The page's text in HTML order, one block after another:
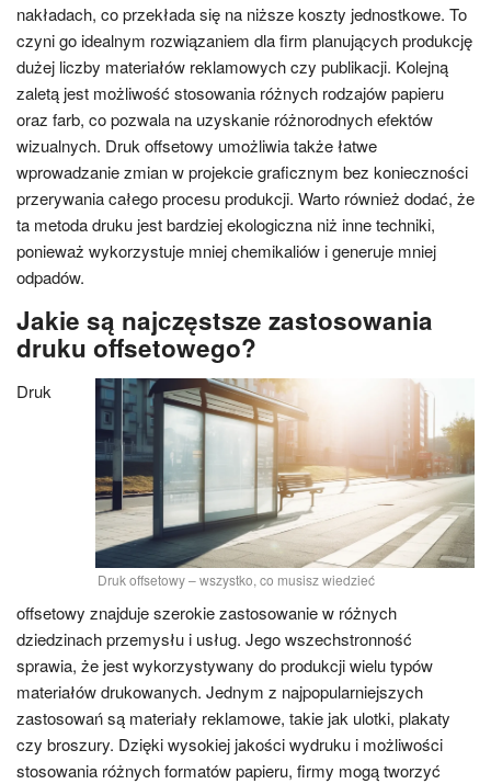
nakładach, co przekłada się na niższe koszty jednostkowe. To
czyni go idealnym rozwiązaniem dla firm planujących produkcję
dużej liczby materiałów reklamowych czy publikacji. Kolejną
zaletą jest możliwość stosowania różnych rodzajów papieru
oraz farb, co pozwala na uzyskanie różnorodnych efektów
wizualnych. Druk offsetowy umożliwia także łatwe
wprowadzanie zmian w projekcie graficznym bez konieczności
przerywania całego procesu produkcji. Warto również dodać, że
ta metoda druku jest bardziej ekologiczna niż inne techniki,
ponieważ wykorzystuje mniej chemikaliów i generuje mniej
odpadów.
Jakie są najczęstsze zastosowania
druku offsetowego?
Druk offsetowy – wszystko, co musisz wiedzieć
Druk
offsetowy znajduje szerokie zastosowanie w różnych
dziedzinach przemysłu i usług. Jego wszechstronność
sprawia, że jest wykorzystywany do produkcji wielu typów
materiałów drukowanych. Jednym z najpopularniejszych
zastosowań są materiały reklamowe, takie jak ulotki, plakaty
czy broszury. Dzięki wysokiej jakości wydruku i możliwości
stosowania różnych formatów papieru, firmy mogą tworzyć